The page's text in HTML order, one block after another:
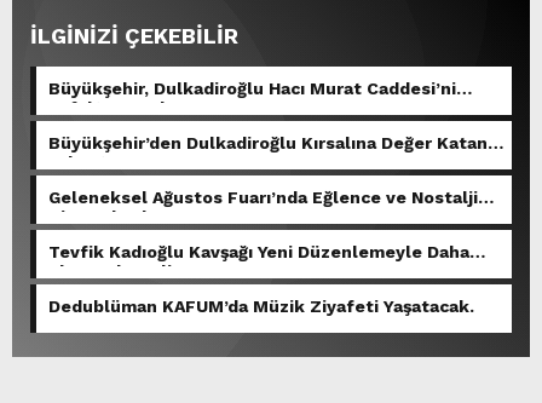
İLGİNİZİ ÇEKEBİLİR
Büyükşehir, Dulkadiroğlu Hacı Murat Caddesi’ni
Asfalta Hazırlıyor.
Büyükşehir’den Dulkadiroğlu Kırsalına Değer Katan
Yol Yatırımı.
Geleneksel Ağustos Fuarı’nda Eğlence ve Nostalji
Bir Aradaydı.
Tevfik Kadıoğlu Kavşağı Yeni Düzenlemeyle Daha
Akıcı Hale Geliyor.
Dedublüman KAFUM’da Müzik Ziyafeti Yaşatacak.